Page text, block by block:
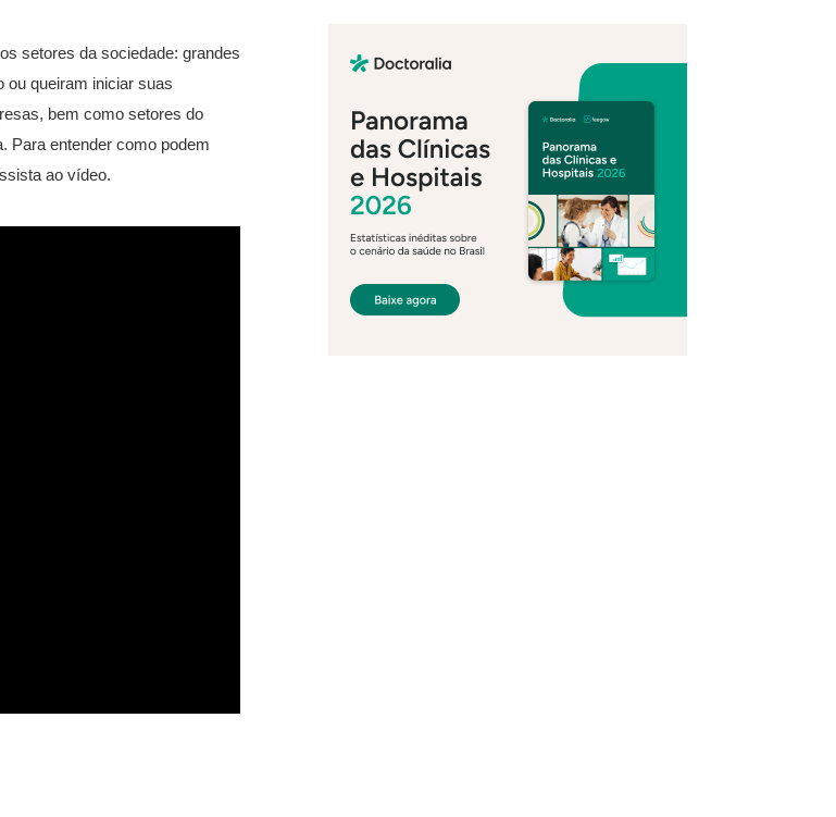
setores da sociedade: grandes
ou queiram iniciar suas
bem como setores do
Para entender como podem
ao vídeo.